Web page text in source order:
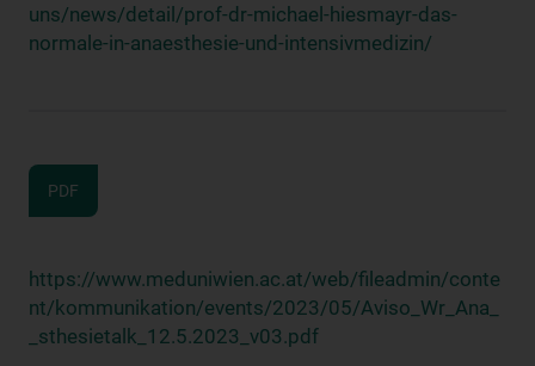
uns/news/detail/prof-dr-michael-hiesmayr-das-
normale-in-anaesthesie-und-intensivmedizin/
PDF
https://www.meduniwien.ac.at/web/fileadmin/conte
nt/kommunikation/events/2023/05/Aviso_Wr_Ana_
_sthesietalk_12.5.2023_v03.pdf